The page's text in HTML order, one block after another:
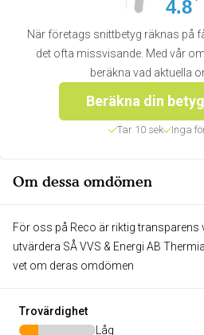
4.8
När företags snittbetyg räknas på
det ofta missvisande. Med vår
beräkna vad aktuella
Beräkna din
Tar 10 sek Inga
Om dessa omdömen
För oss på Reco är riktig transparens
utvärdera SÅ VVS & Energi AB
vet om deras omdömen
Trovärdighet
Låg